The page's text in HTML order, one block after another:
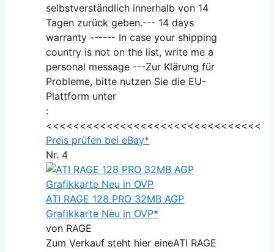
selbstverständlich innerhalb von 14
Tagen zurück geben.--- 14 days
warranty ------ In case your shipping
country is not on the list, write me a
personal message ---Zur Klärung für
Probleme, bitte nutzen Sie die EU-
Plattform unter
:
<<<<<<<<<<<<<<<<<<<<<<<<<<<<<<<<
Preis prüfen bei eBay*
Nr. 4
ATI RAGE 128 PRO 32MB AGP
Grafikkarte Neu in OVP*
von RAGE
Zum Verkauf steht hier eineATI RAGE